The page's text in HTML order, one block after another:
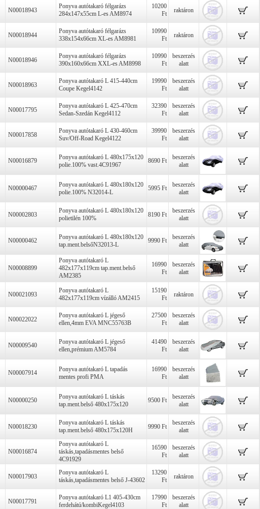
N00018943
Ponyva autótakaró félgarázs
284x147x55cm L-es AM8974
10200
Ft
raktáron
N00018944
Ponyva autótakaró félgarázs
338x154x66cm XL-es AM8981
10990
Ft
raktáron
N00018946
Ponyva autótakaró félgarázs
390x160x66cm XXL-es AM8998
10990
Ft
beszerzés
alatt
N00018963
Ponyva autótakaró L 415-440cm
Coupe Kegel4142
19990
Ft
beszerzés
alatt
N00017795
Ponyva autótakaró L 425-470cm
Sedan-Szedán Kegel4112
32390
Ft
beszerzés
alatt
N00017858
Ponyva autótakaró L 430-460cm
Suv/Off-Road Kegel4122
39990
Ft
beszerzés
alatt
N00016879
Ponyva autótakaró L 480x175x120
polie.100% vast.4C91967
8690 Ft
beszerzés
alatt
N00000467
Ponyva autótakaró L 480x180x120
polie.100% N32014-L
5995 Ft
beszerzés
alatt
N00002803
Ponyva autótakaró L 480x180x120
polietilén 100%
8190 Ft
beszerzés
alatt
N00000462
Ponyva autótakaró L 480x180x120
tap.ment.belsőN32013-L
9990 Ft
beszerzés
alatt
N00008899
Ponyva autótakaró L
482x177x119cm tap.ment.belső
AM2385
16990
Ft
beszerzés
alatt
N00021093
Ponyva autótakaró L
482x177x119cm vízálló AM2415
15190
Ft
raktáron
N00022022
Ponyva autótakaró L jégeső
ellen,4mm EVA MNC55763B
27500
Ft
beszerzés
alatt
N00009540
Ponyva autótakaró L jégeső
ellen,prémium AM5784
41490
Ft
beszerzés
alatt
N00007914
Ponyva autótakaró L tapadás
mentes profi PMA
16990
Ft
beszerzés
alatt
N00000250
Ponyva autótakaró L táskás
tap.ment.belső 480x175x120
9500 Ft
beszerzés
alatt
N00018230
Ponyva autótakaró L táskás
tap.ment.belső 480x175x120H
9990 Ft
beszerzés
alatt
N00016874
Ponyva autótakaró L
táskás,tapadásmentes belső
4C91929
16590
Ft
beszerzés
alatt
N00017903
Ponyva autótakaró L
táskás,tapadásmentes belső J-43602
13290
Ft
raktáron
N00017791
Ponyva autótakaró L1 405-430cm
ferdehátú/kombiKegel4103
17990
Ft
beszerzés
alatt